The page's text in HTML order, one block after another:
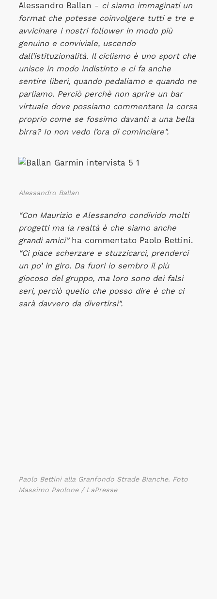
Alessandro Ballan - ci siamo immaginati un
format che potesse coinvolgere tutti e tre e
avvicinare i nostri follower in modo più
genuino e conviviale, uscendo
dall’istituzionalità. Il ciclismo è uno sport che
unisce in modo indistinto e ci fa anche
sentire liberi, quando pedaliamo e quando ne
parliamo. Perciò perchè non aprire un bar
virtuale dove possiamo commentare la corsa
proprio come se fossimo davanti a una bella
birra? Io non vedo l’ora di cominciare".
Alessandro Ballan
“Con Maurizio e Alessandro condivido molti
progetti ma la realtà è che siamo anche
grandi amici”ha commentato Paolo Bettini.
“Ci piace scherzare e stuzzicarci, prenderci
un po’ in giro. Da fuori io sembro il più
giocoso del gruppo, ma loro sono dei falsi
seri, perciò quello che posso dire è che ci
sarà davvero da divertirsi".
Paolo Bettini alla Granfondo Strade Bianche. Foto
Massimo Paolone / LaPresse